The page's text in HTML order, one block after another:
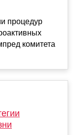
процедур
комитета